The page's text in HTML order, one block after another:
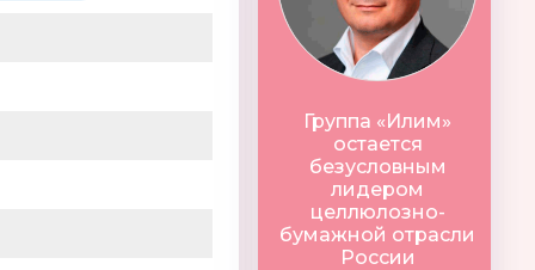
Русский стиль
Группа «Илим»
остается
безусловным
лидером
целлюлозно-
бумажной отрасли
России